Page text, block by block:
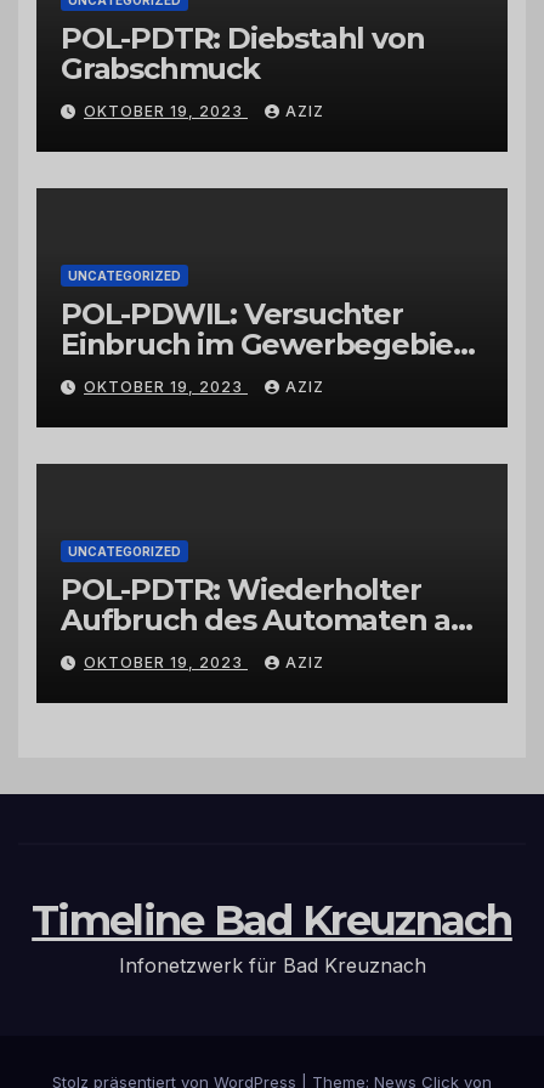
POL-PDTR: Diebstahl von
Grabschmuck
OKTOBER 19, 2023 AZIZ
UNCATEGORIZED
POL-PDWIL: Versuchter
Einbruch im Gewerbegebiet
Wittlich
OKTOBER 19, 2023 AZIZ
UNCATEGORIZED
POL-PDTR: Wiederholter
Aufbruch des Automaten am
Wohnmobilstellplatz in
Hermeskeil am Labachweg
OKTOBER 19, 2023 AZIZ
Timeline Bad Kreuznach
Infonetzwerk für Bad Kreuznach
Stolz präsentiert von WordPress Theme: News Click von